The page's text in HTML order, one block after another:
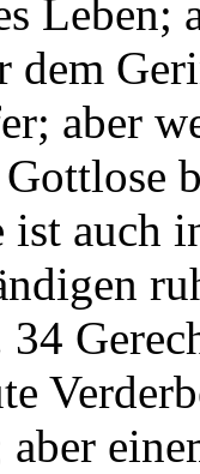
Leben;
dem
aber
ist auch
34